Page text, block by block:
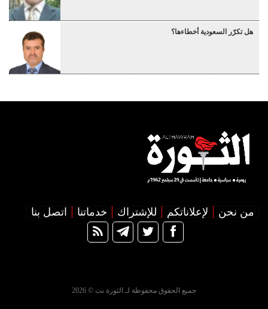
هل تكرّر السعودية أخطاءها؟
من نحن لإعلاناتكم للإشتراك خدماتنا اتصل بنا
جميع الحقوق محفوظة لـ الثورة نت © 2026